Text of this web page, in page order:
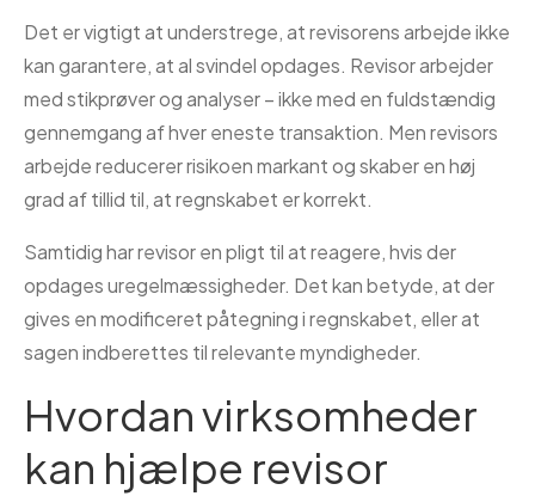
Det er vigtigt at understrege, at revisorens arbejde ikke
kan garantere, at al svindel opdages. Revisor arbejder
med stikprøver og analyser – ikke med en fuldstændig
gennemgang af hver eneste transaktion. Men revisors
arbejde reducerer risikoen markant og skaber en høj
grad af tillid til, at regnskabet er korrekt.
Samtidig har revisor en pligt til at reagere, hvis der
opdages uregelmæssigheder. Det kan betyde, at der
gives en modificeret påtegning i regnskabet, eller at
sagen indberettes til relevante myndigheder.
Hvordan virksomheder
kan hjælpe revisor